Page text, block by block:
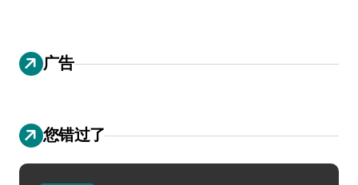
广告
您错过了